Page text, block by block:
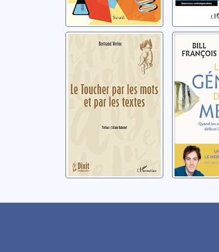
Le toucher par
les mots et par
Vérine, Bertrand
Les
mers:
défient
François,